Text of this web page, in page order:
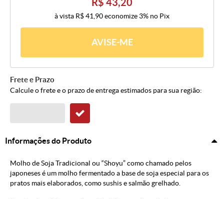
R$ 43,20
à vista R$ 41,90economize 3% no Pix
AVISE-ME
Frete e Prazo
Calcule o frete e o prazo de entrega estimados para sua região:
Informações do Produto
Molho de Soja Tradicional ou “Shoyu” como chamado pelos
japoneses é um molho fermentado a base de soja especial para os
pratos mais elaborados, como sushis e salmão grelhado.